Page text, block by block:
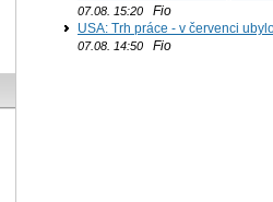
07.08. 15:20 Fio
USA: Trh práce - v červenci
07.08. 14:50 Fio